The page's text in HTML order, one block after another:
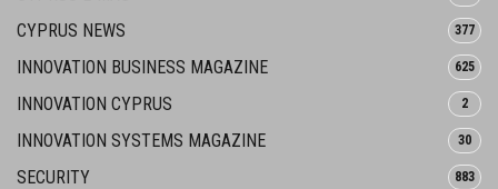
CYPRUS NEWS 377
INNOVATION BUSINESS MAGAZINE 625
INNOVATION CYPRUS 2
INNOVATION SYSTEMS MAGAZINE 30
SECURITY 883